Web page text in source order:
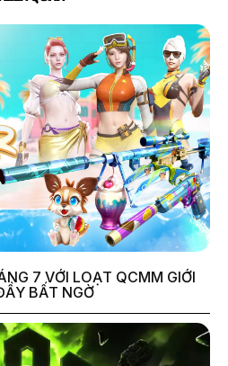
7 VỚI LOẠT QCMM GIỚI
BẤT NGỜ